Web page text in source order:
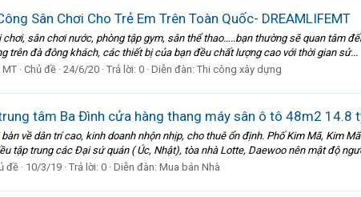
Sân Chơi Cho Trẻ Em Trên Toàn Quốc- DREAMLIFEMT
chơi, sân chơi nước, phòng tập gym, sân thể thao…..bạn thường sẽ quan tâm
trên đà đông khách, các thiết bị của bạn đều chất lượng cao với thời gian sử...
MT Chủ đề 24/6/20 Trả lời: 0 Diễn đàn: Thi công xây dựng
tâm Ba Đình cửa hàng thang máy sân ô tô 48m2 14.8
về dân trí cao, kinh doanh nhộn nhịp, cho thuê ổn định. Phố Kim Mã, Kim
tập trung các Đại sứ quán ( Úc, Nhật), tòa nhà Lotte, Daewoo nên mật độ
đề 10/3/19 Trả lời: 0 Diễn đàn: Mua bán Nhà